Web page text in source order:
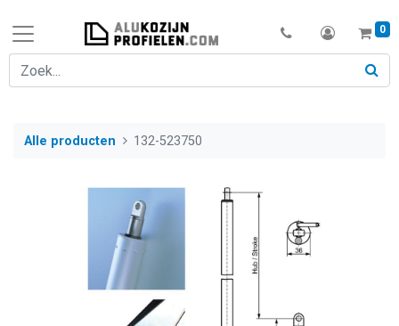
0
Alle producten 132-523750